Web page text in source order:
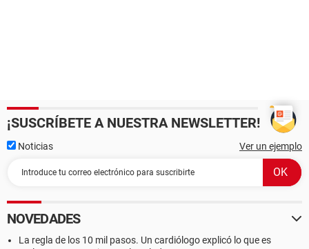
¡SUSCRÍBETE A NUESTRA NEWSLETTER!
Noticias Ver un ejemplo
NOVEDADES
La regla de los 10 mil pasos. Un cardiólogo explicó lo que es